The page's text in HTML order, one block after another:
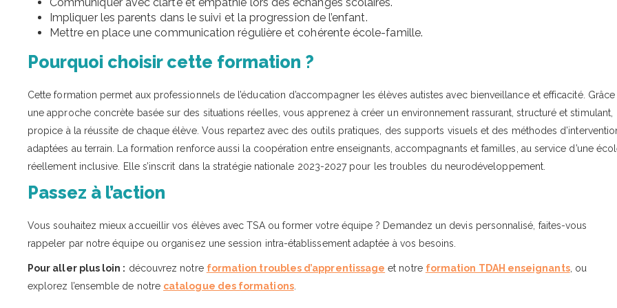
Impliquer les parents dans le suivi et la progression de l’enfant.
Mettre en place une communication régulière et cohérente école-famille.
Pourquoi choisir cette formation ?
Cette formation permet aux professionnels de l’éducation d’accompagner les élèves autistes avec bienveillance et efficacité. Grâce
une approche concrète basée sur des situations réelles, vous apprenez à créer un environnement rassurant, structuré et stimulant,
propice à la réussite de chaque élève. Vous repartez avec des outils pratiques, des supports visuels et des méthodes
adaptées au terrain. La formation renforce aussi la coopération entre enseignants, accompagnants et familles, au service d’une
réellement inclusive. Elle s’inscrit dans la stratégie nationale 2023-2027 pour les troubles du neurodéveloppement.
Passez à l’action
Vous souhaitez mieux accueillir vos élèves avec TSA ou former votre équipe ? Demandez un devis personnalisé, faites-vous
rappeler par notre équipe ou organisez une session intra-établissement adaptée à vos besoins.
Pour aller plus loin : découvrez notre formation troubles d’apprentissage et notre formation TDAH enseignants, ou
explorez l’ensemble de notre catalogue des formations.